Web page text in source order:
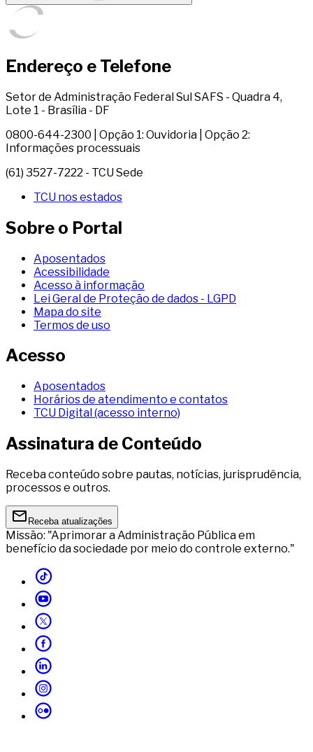
Endereço e Telefone
Setor de Administração Federal Sul SAFS - Quadra 4,
Lote 1 - Brasília - DF
0800-644-2300 | Opção 1: Ouvidoria | Opção 2:
Informações processuais
(61) 3527-7222 - TCU Sede
TCU nos estados
Sobre o Portal
Aposentados
Acessibilidade
Acesso à informação
Lei Geral de Proteção de dados - LGPD
Mapa do site
Termos de uso
Acesso
Aposentados
Horários de atendimento e contatos
TCU Digital (acesso interno)
Assinatura de Conteúdo
Receba conteúdo sobre pautas, notícias, jurisprudência,
processos e outros.
Receba atualizações
Missão: "Aprimorar a Administração Pública em
benefício da sociedade por meio do controle externo."